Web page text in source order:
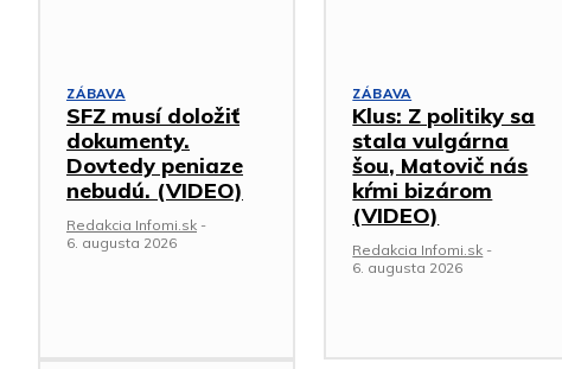
ZÁBAVA
SFZ musí doložiť
dokumenty.
Dovtedy peniaze
nebudú. (VIDEO)
Redakcia Infomi.sk -
6. augusta 2026
ZÁBAVA
Klus: Z politiky sa
stala vulgárna
šou, Matovič nás
kŕmi bizárom
(VIDEO)
Redakcia Infomi.sk -
6. augusta 2026